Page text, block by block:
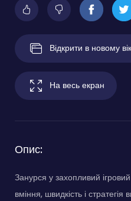
Відкрити в новому
На весь екран
Опис:
Занурся у захопливий
вміння, швидкість і